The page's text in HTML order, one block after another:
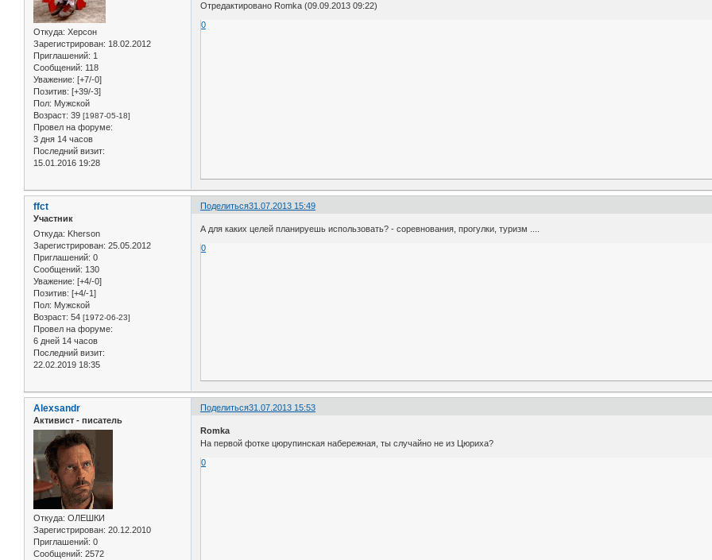
Откуда: Херсон
Зарегистрирован: 18.02.2012
Приглашений: 1
Сообщений: 118
Уважение: [+7/-0]
Позитив: [+39/-3]
Пол: Мужской
Возраст: 39 [1987-05-18]
Провел на форуме:
3 дня 14 часов
Последний визит:
15.01.2016 19:28
Отредактировано Romka (09.09.2013 09:22)
0
Поделиться31.07.2013 15:49
ffct
Участник
Откуда: Kherson
Зарегистрирован: 25.05.2012
Приглашений: 0
Сообщений: 130
Уважение: [+4/-0]
Позитив: [+4/-1]
Пол: Мужской
Возраст: 54 [1972-06-23]
Провел на форуме:
6 дней 14 часов
Последний визит:
22.02.2019 18:35
А для каких целей планируешь использовать? - соревнования, прогулки, туризм ....
0
Поделиться31.07.2013 15:53
Alexsandr
Активист - писатель
Откуда: ОЛЕШКИ
Зарегистрирован: 20.12.2010
Приглашений: 0
Сообщений: 2572
Romka
На первой фотке цюрупинская набережная, ты случайно не из Цюриха?
0